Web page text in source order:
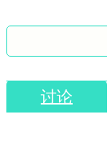
讨论